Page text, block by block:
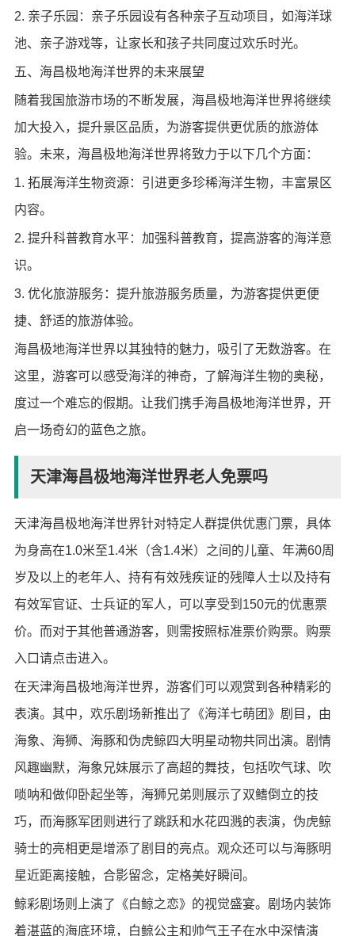
2. 亲子乐园：亲子乐园设有各种亲子互动项目，如海洋球
池、亲子游戏等，让家长和孩子共同度过欢乐时光。
五、海昌极地海洋世界的未来展望
随着我国旅游市场的不断发展，海昌极地海洋世界将继续
加大投入，提升景区品质，为游客提供更优质的旅游体
验。未来，海昌极地海洋世界将致力于以下几个方面：
1. 拓展海洋生物资源：引进更多珍稀海洋生物，丰富景区
内容。
2. 提升科普教育水平：加强科普教育，提高游客的海洋意
识。
3. 优化旅游服务：提升旅游服务质量，为游客提供更便
捷、舒适的旅游体验。
海昌极地海洋世界以其独特的魅力，吸引了无数游客。在
这里，游客可以感受海洋的神奇，了解海洋生物的奥秘，
度过一个难忘的假期。让我们携手海昌极地海洋世界，开
启一场奇幻的蓝色之旅。
天津海昌极地海洋世界老人免票吗
天津海昌极地海洋世界针对特定人群提供优惠门票，具体
为身高在1.0米至1.4米（含1.4米）之间的儿童、年满60周
岁及以上的老年人、持有有效残疾证的残障人士以及持有
有效军官证、士兵证的军人，可以享受到150元的优惠票
价。而对于其他普通游客，则需按照标准票价购票。购票
入口请点击进入。
在天津海昌极地海洋世界，游客们可以观赏到各种精彩的
表演。其中，欢乐剧场新推出了《海洋七萌团》剧目，由
海象、海狮、海豚和伪虎鲸四大明星动物共同出演。剧情
风趣幽默，海象兄妹展示了高超的舞技，包括吹气球、吹
唢呐和做仰卧起坐等，海狮兄弟则展示了双鳍倒立的技
巧，而海豚军团则进行了跳跃和水花四溅的表演，伪虎鲸
骑士的亮相更是增添了剧目的亮点。观众还可以与海豚明
星近距离接触，合影留念，定格美好瞬间。
鲸彩剧场则上演了《白鲸之恋》的视觉盛宴。剧场内装饰
着湛蓝的海底环境，白鲸公主和帅气王子在水中深情演